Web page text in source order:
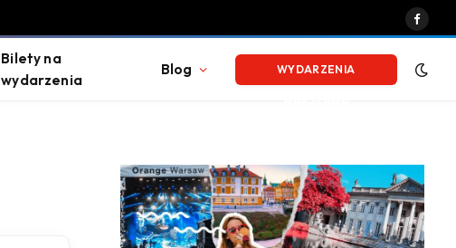
Bilety na
wydarzenia
Blog WYDARZENIA